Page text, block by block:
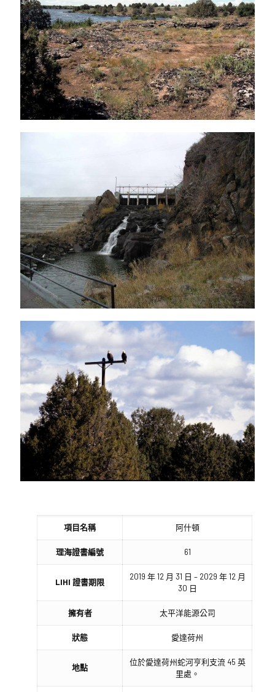
項目名稱 阿什頓
理海證書編號 61
LIHI 證書期限
2019 年 12 月 31 日 – 2029 年 12 月
30 日
擁有者 太平洋能源公司
狀態 愛達荷州
地點
位於愛達荷州蛇河亨利支流 45 英
里處。